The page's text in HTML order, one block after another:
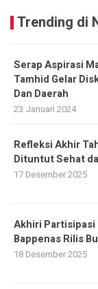
Trending di
Serap Aspirasi
Tamhid Gelar
Dan Daerah
23 Januari 2024
Refleksi Akhir
Dituntut Sehat
17 Desember 2025
Akhiri Partisipasi
Bappenas Rilis
18 Desember 2025